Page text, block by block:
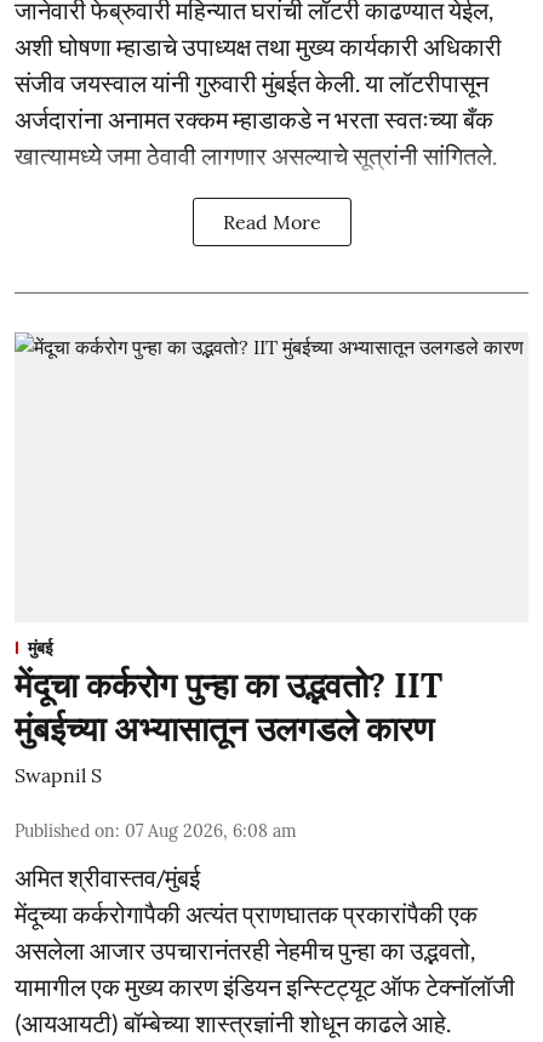
जानेवारी फेब्रुवारी महिन्यात घरांची लॉटरी काढण्यात येईल,
अशी घोषणा म्हाडाचे उपाध्यक्ष तथा मुख्य कार्यकारी अधिकारी
संजीव जयस्वाल यांनी गुरुवारी मुंबईत केली. या लॉटरीपासून
अर्जदारांना अनामत रक्कम म्हाडाकडे न भरता स्वतःच्या बँक
खात्यामध्ये जमा ठेवावी लागणार असल्याचे सूत्रांनी सांगितले.
Read More
मुंबई
मेंदूचा कर्करोग पुन्हा का उद्भवतो? IIT
मुंबईच्या अभ्यासातून उलगडले कारण
Swapnil S
Published on: 07 Aug 2026, 6:08 am
अमित श्रीवास्तव/मुंबई
मेंदूच्या कर्करोगापैकी अत्यंत प्राणघातक प्रकारांपैकी एक
असलेला आजार उपचारानंतरही नेहमीच पुन्हा का उद्भवतो,
यामागील एक मुख्य कारण इंडियन इन्स्टिट्यूट ऑफ टेक्नॉलॉजी
(आयआयटी) बॉम्बेच्या शास्त्रज्ञांनी शोधून काढले आहे.